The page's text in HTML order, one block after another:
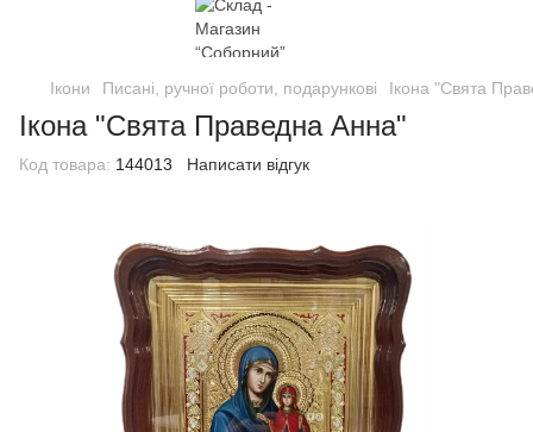
Ікони Писані, ручної роботи, подарункові Ікона "Свята
Ікона "Свята Праведна Анна"
Код товара: 144013 Написати відгук